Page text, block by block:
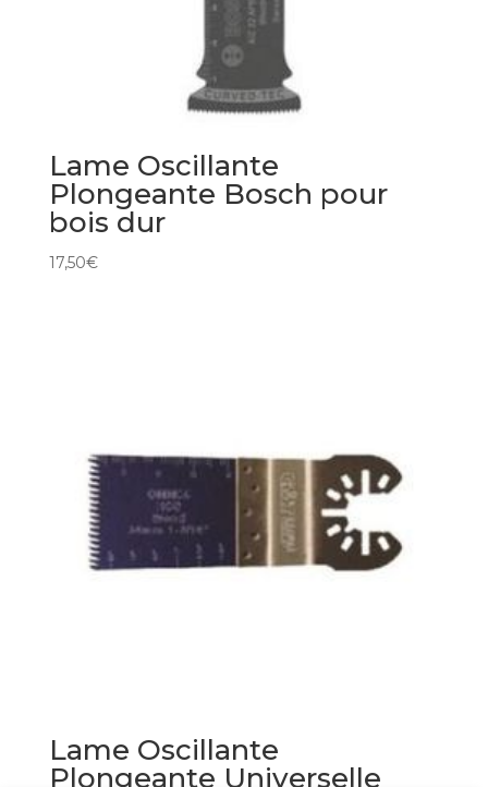
Lame Oscillante
Plongeante Bosch pour
bois dur
17,50€
Lame Oscillante
Plongeante Universelle